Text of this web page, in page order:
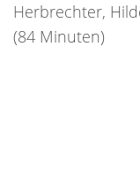
Herbrechter,
(84 Minuten)